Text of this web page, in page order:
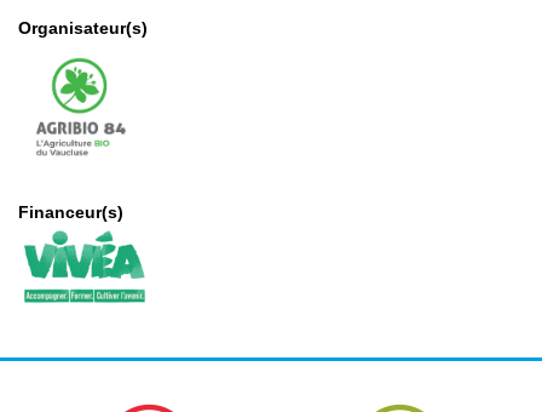
Organisateur(s)
Financeur(s)